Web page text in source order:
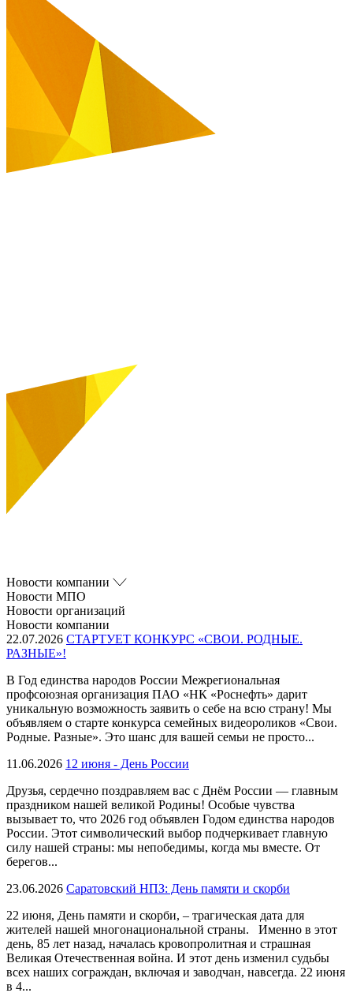
Новости компании
Новости МПО
Новости организаций
Новости компании
22.07.2026 СТАРТУЕТ КОНКУРС «СВОИ. РОДНЫЕ.
РАЗНЫЕ»!
В Год единства народов России Межрегиональная
профсоюзная организация ПАО «НК «Роснефть» дарит
уникальную возможность заявить о себе на всю страну! Мы
объявляем о старте конкурса семейных видеороликов «Свои.
Родные. Разные». Это шанс для вашей семьи не просто...
11.06.2026 12 июня - День России
Друзья, сердечно поздравляем вас с Днём России — главным
праздником нашей великой Родины! Особые чувства
вызывает то, что 2026 год объявлен Годом единства народов
России. Этот символический выбор подчеркивает главную
силу нашей страны: мы непобедимы, когда мы вместе. От
берегов...
23.06.2026 Саратовский НПЗ: День памяти и скорби
22 июня, День памяти и скорби, – трагическая дата для
жителей нашей многонациональной страны. Именно в этот
день, 85 лет назад, началась кровопролитная и страшная
Великая Отечественная война. И этот день изменил судьбы
всех наших сограждан, включая и заводчан, навсегда. 22 июня
в 4...